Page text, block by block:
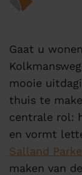
Gaat u
mooie
thuis te
centrale rol:
en vormt
Salland
maken van